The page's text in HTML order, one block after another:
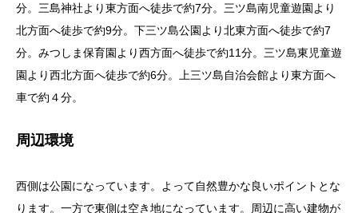
分。三島神社より東方面へ徒歩で約7分。三ツ島南児童遊園より
北方面へ徒歩で約9分。下三ツ島公園より北東方面へ徒歩で約7
分。みつしま保育園より西方面へ徒歩で約11分。三ツ島東児童遊
園より西北方面へ徒歩で約6分。上三ツ島自治会館より東方面へ
車で約４分。
周辺環境
西側は公園になっています。よって自然豊かな良いポイントとな
ります。一方で東側は空き地になっています。周辺に高い建物が